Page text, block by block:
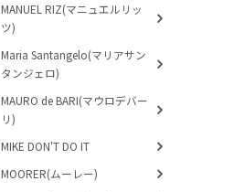
MANUEL RIZ(マニュエルリッ
ツ)
Maria Santangelo(マリアサン
タンジェロ)
MAURO de BARI(マウロデバー
リ)
MIKE DON'T DO IT
MOORER(ムーレー)